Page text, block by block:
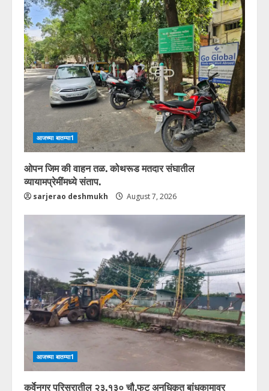
आजच्या बातम्या1
ओपन जिम की वाहन तळ. कोथरूड मतदार संघातील
व्यायामप्रेमींमध्ये संताप.
sarjerao deshmukh August 7, 2026
आजच्या बातम्या1
कर्वेनगर परिसरातील २३,१३० चौ.फुट अनधिकृत बांधकामावर